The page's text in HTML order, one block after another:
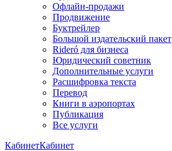
Офлайн-продажи
Продвижение
Буктрейлер
Большой издательский пакет
Rideró для бизнеса
Юридический советник
Дополнительные услуги
Расшифровка текста
Перевод
Книги в аэропортах
Публикация
Все услуги
КабинетКабинет